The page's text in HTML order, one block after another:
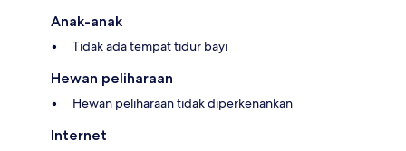
Anak-anak
Tidak ada tempat tidur bayi
Hewan peliharaan
Hewan peliharaan tidak diperkenankan
Internet